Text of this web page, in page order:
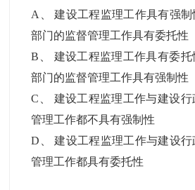
A
、建设工程监理工作具有强
部门的监督管理工作具有委托性
B
建设工程监理工作具有委
部门的监督管理工作具有强制性
C
建设工程监理工作与建设
管理工作都不具有强制性
D 、建设工程监理工作与建设
管理工作都具有委托性